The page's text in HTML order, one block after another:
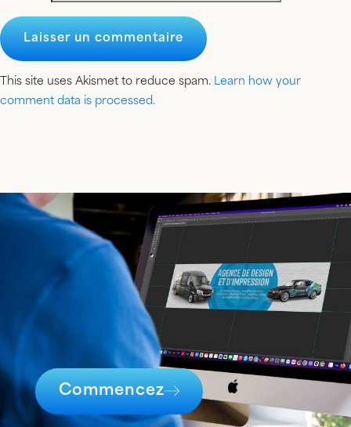
This site uses Akismet to reduce spam. Learn how your
comment data is processed.
Commencez